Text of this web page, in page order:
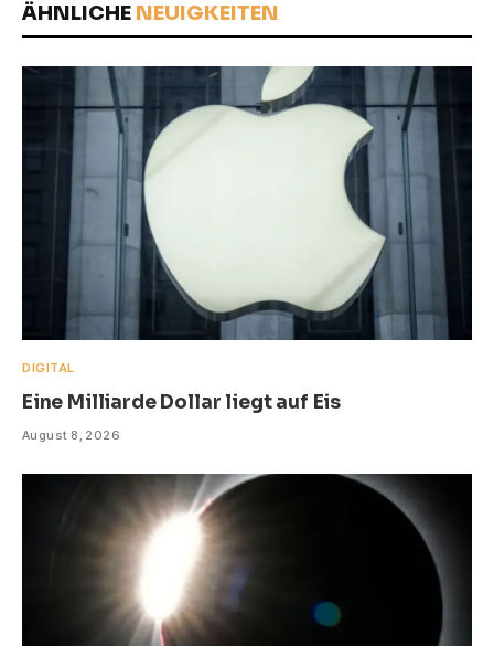
ÄHNLICHE NEUIGKEITEN
DIGITAL
Eine Milliarde Dollar liegt auf Eis
August 8, 2026